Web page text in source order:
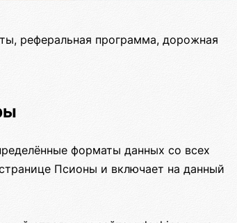
реферальная программа, дорожная
форматы данных со всех
Псионы и включает на данный